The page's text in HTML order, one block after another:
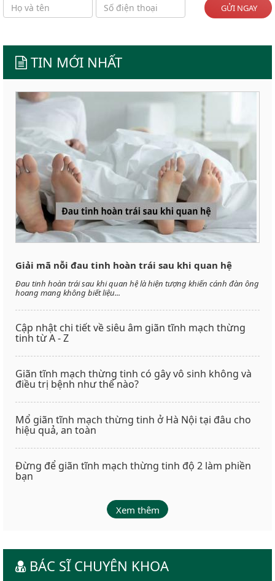
GỬI NGAY
TIN MỚI NHẤT
Giải mã nỗi đau tinh hoàn trái sau khi quan hệ
Đau tinh hoàn trái sau khi quan hệ là hiện tượng khiến cánh đàn ông
hoang mang không biết liệu...
Cập nhật chi tiết về siêu âm giãn tĩnh mạch thừng
tinh từ A - Z
Giãn tĩnh mạch thừng tinh có gây vô sinh không và
điều trị bệnh như thế nào?
Mổ giãn tĩnh mạch thừng tinh ở Hà Nội tại đâu cho
hiệu quả, an toàn
Đừng để giãn tĩnh mạch thừng tinh độ 2 làm phiền
bạn
Xem thêm
BÁC SĨ CHUYÊN KHOA